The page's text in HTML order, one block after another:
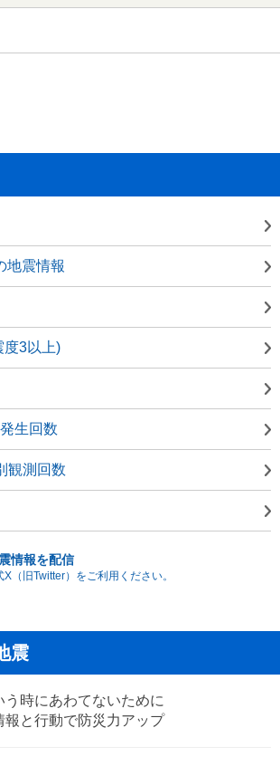
地震情報
度3以上)
生回数
観測回数
情報を配信
（旧Twitter）をご利用ください。
震
う時にあわてないために
報と行動で防災力アップ